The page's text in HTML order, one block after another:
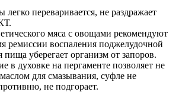
легко переваривается, не раздражает
мяса с овощами рекомендуют
ремиссии воспаления поджелудочной
пища уберегает организм от запоров.
в духовке на пергаменте позволяет не
маслом для смазывания, суфле не
не подгорает.